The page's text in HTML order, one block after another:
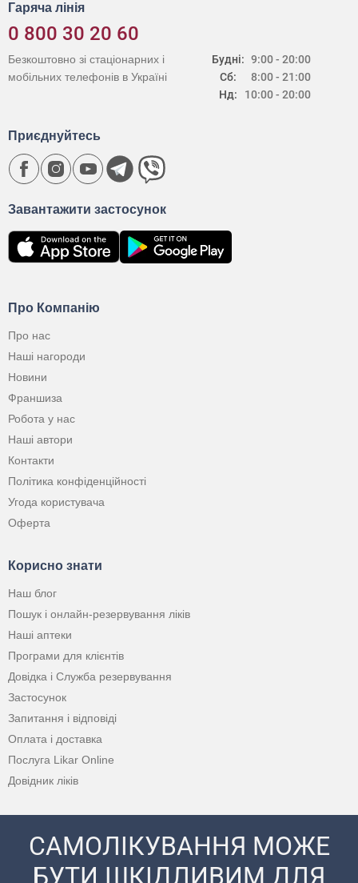
Гаряча лінія
0 800 30 20 60
Будні:
Сб:
Нд:
9:00 - 20:00
8:00 - 21:00
10:00 - 20:00
Безкоштовно зі стаціонарних і
мобільних телефонів в Україні
Про Компанію
Про нас
Наші нагороди
Новини
Франшиза
Робота у нас
Наші автори
Контакти
Політика конфіденційності
Угода користувача
Оферта
Корисно знати
Наш блог
Пошук і онлайн-резервування ліків
Наші аптеки
Програми для клієнтів
Довідка і Служба резервування
Застосунок
Запитання і відповіді
Оплата і доставка
Послуга Likar Online
Довідник ліків
Завантажити застосунок
Приєднуйтесь
САМОЛІКУВАННЯ МОЖЕ